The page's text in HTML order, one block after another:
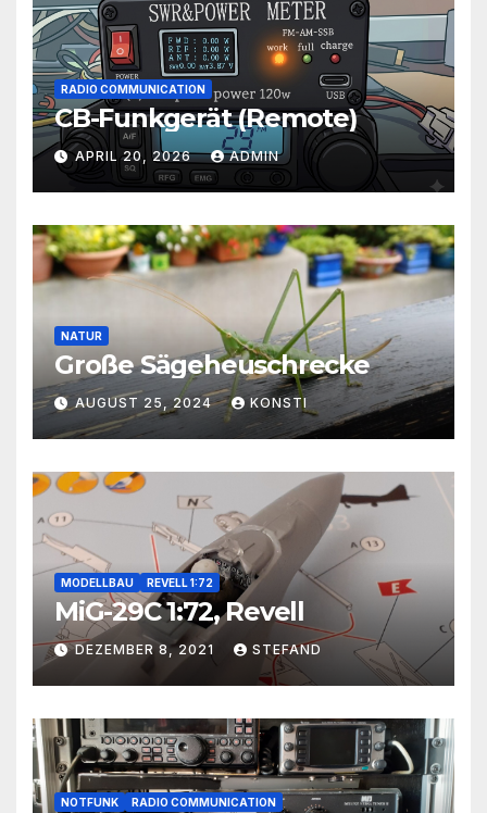
RADIO COMMUNICATION
CB-Funkgerät (Remote)
APRIL 20, 2026 ADMIN
NATUR
Große Sägeheuschrecke
AUGUST 25, 2024 KONSTI
MODELLBAU REVELL 1:72
MiG-29C 1:72, Revell
DEZEMBER 8, 2021 STEFAND
NOTFUNK RADIO COMMUNICATION